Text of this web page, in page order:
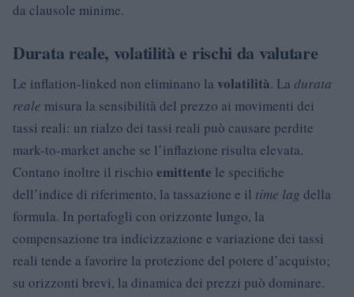
da clausole minime.
Durata reale, volatilità e rischi da valutare
Le inflation-linked non eliminano la volatilità. La durata
reale misura la sensibilità del prezzo ai movimenti dei
tassi reali: un rialzo dei tassi reali può causare perdite
mark-to-market anche se l’inflazione risulta elevata.
Contano inoltre il rischio emittente le specifiche
dell’indice di riferimento, la tassazione e il time lag della
formula. In portafogli con orizzonte lungo, la
compensazione tra indicizzazione e variazione dei tassi
reali tende a favorire la protezione del potere d’acquisto;
su orizzonti brevi, la dinamica dei prezzi può dominare.